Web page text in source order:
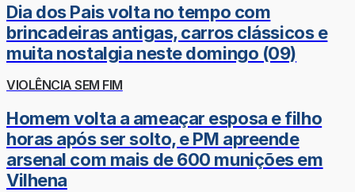
Dia dos Pais volta no tempo com
brincadeiras antigas, carros clássicos e
muita nostalgia neste domingo (09)
VIOLÊNCIA SEM FIM
Homem volta a ameaçar esposa e filho
horas após ser solto, e PM apreende
arsenal com mais de 600 munições em
Vilhena